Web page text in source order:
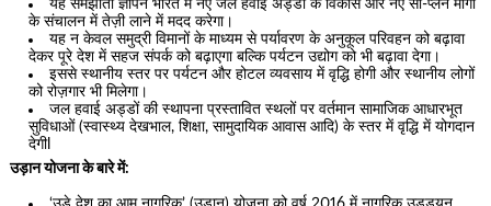
यह समझौता ज्ञापन भारत में नए जल हवाई अड्डों के विकास और नए सी-प्लेन मार्गों
के संचालन में तेज़ी लाने में मदद करेगा।
यह न केवल समुद्री विमानों के माध्यम से पर्यावरण के अनुकूल परिवहन को बढ़ावा
देकर पूरे देश में सहज संपर्क को बढ़ाएगा बल्कि पर्यटन उद्योग को भी बढ़ावा देगा।
इससे स्थानीय स्तर पर पर्यटन और होटल व्यवसाय में वृद्धि होगी और स्थानीय लोगों
को रोज़गार भी मिलेगा।
जल हवाई अड्डों की स्थापना प्रस्तावित स्थलों पर वर्तमान सामाजिक आधारभूत
सुविधाओं (स्वास्थ्य देखभाल, शिक्षा, सामुदायिक आवास आदि) के स्तर में वृद्धि में योगदान
देगीl
उड़ान योजना के बारे में: